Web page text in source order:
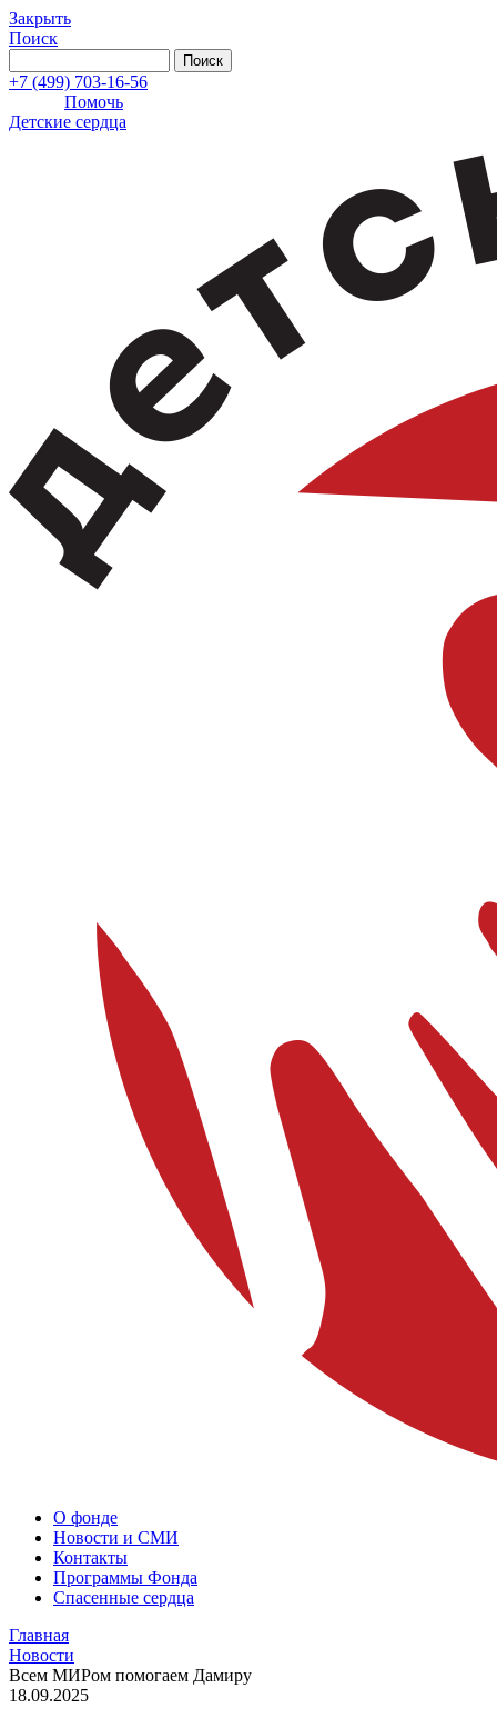
Закрыть
Поиск
+7 (499) 703-16-56
Помочь
Детские сердца
О фонде
Новости и СМИ
Контакты
Программы Фонда
Спасенные сердца
Главная
Новости
Всем МИРом помогаем Дамиру
18.09.2025